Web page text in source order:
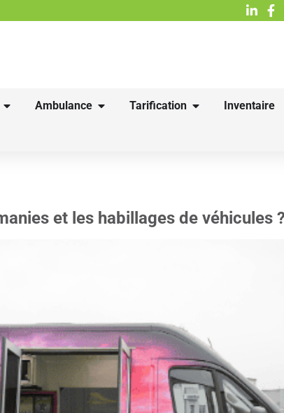
Ambulance Tarification Inventaire
et les habillages de véhicules ?